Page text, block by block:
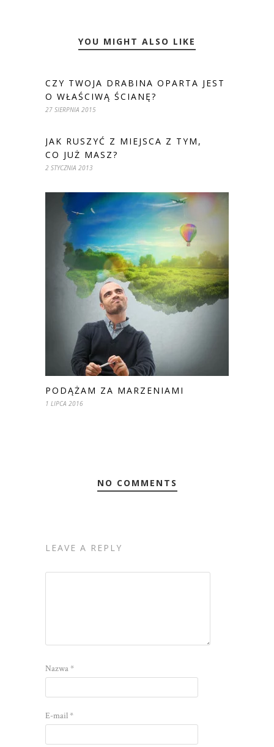
YOU MIGHT ALSO LIKE
CZY TWOJA DRABINA OPARTA JEST
O WŁAŚCIWĄ ŚCIANĘ?
27 SIERPNIA 2015
JAK RUSZYĆ Z MIEJSCA Z TYM,
CO JUŻ MASZ?
2 STYCZNIA 2013
PODĄŻAM ZA MARZENIAMI
1 LIPCA 2016
NO COMMENTS
LEAVE A REPLY
Nazwa*
E-mail*